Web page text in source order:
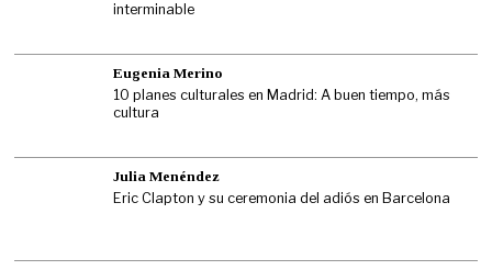
interminable
Eugenia Merino
10 planes culturales en Madrid: A buen tiempo, más
cultura
Julia Menéndez
Eric Clapton y su ceremonia del adiós en Barcelona